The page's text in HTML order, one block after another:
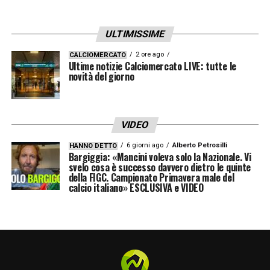
la direzione sembra ormai tracciata.
L’Atalanta ha messo la freccia e punta a
chiudere in tempi brevi.
ULTIMISSIME
CALCIOMERCATO 2 ore ago
Ultime notizie Calciomercato LIVE: tutte le
novità del giorno
VIDEO
HANNO DETTO 6 giorni ago Alberto Petrosilli
Bargiggia: «Mancini voleva solo la Nazionale. Vi
svelo cosa è successo davvero dietro le quinte
della FIGC. Campionato Primavera male del
calcio italiano» ESCLUSIVA e VIDEO